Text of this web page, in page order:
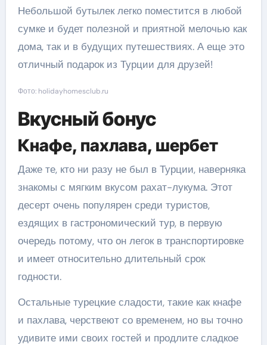
Небольшой бутылек легко поместится в любой
сумке и будет полезной и приятной мелочью как
дома, так и в будущих путешествиях. А еще это
отличный подарок из Турции для друзей!
Фото: holidayhomesclub.ru
Вкусный бонус
Кнафе, пахлава, шербет
Даже те, кто ни разу не был в Турции, наверняка
знакомы с мягким вкусом рахат-лукума. Этот
десерт очень популярен среди туристов,
ездящих в гастрономический тур, в первую
очередь потому, что он легок в транспортировке
и имеет относительно длительный срок
годности.
Остальные турецкие сладости, такие как кнафе
и пахлава, черствеют со временем, но вы точно
удивите ими своих гостей и продлите сладкое